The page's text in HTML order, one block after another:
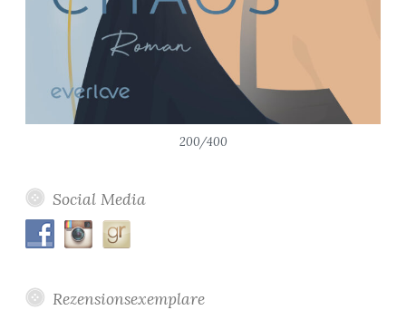
200/400
Social Media
Rezensionsexemplare